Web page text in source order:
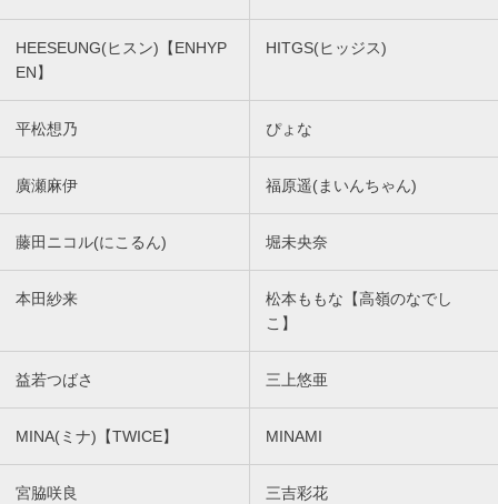
HEESEUNG(ヒスン)【ENHYP
EN】
HITGS(ヒッジス)
平松想乃 ぴょな
廣瀬麻伊 福原遥(まいんちゃん)
藤田ニコル(にこるん) 堀未央奈
本田紗来
松本ももな【高嶺のなでし
こ】
益若つばさ 三上悠亜
MINA(ミナ)【TWICE】 MINAMI
宮脇咲良 三吉彩花